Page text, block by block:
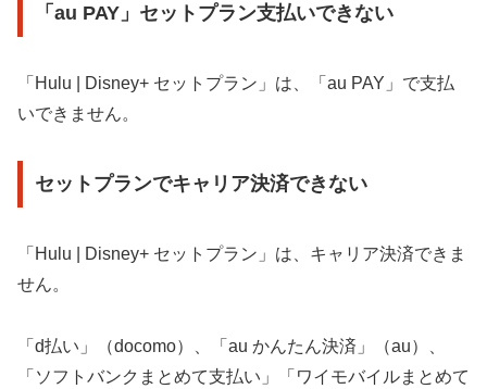
「au PAY」セットプラン支払いできない
「Hulu | Disney+ セットプラン」は、「au PAY」で支払
いできません。
セットプランでキャリア決済できない
「Hulu | Disney+ セットプラン」は、キャリア決済できま
せん。
「d払い」（docomo）、「au かんたん決済」（au）、
「ソフトバンクまとめて支払い」「ワイモバイルまとめて